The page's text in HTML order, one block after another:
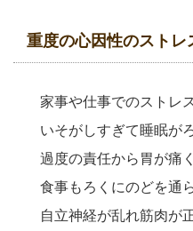
重度の心因性のストレ
家事や仕事でのストレ
いそがしすぎて睡眠が
過度の責任から胃が痛
食事もろくにのどを通
自立神経が乱れ筋肉が